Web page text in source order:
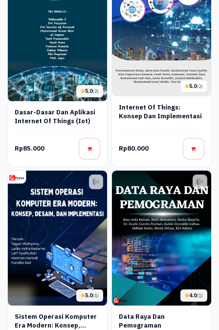
5.0(2)
Dasar-Dasar Dan Aplikasi
Internet Of Things (Iot)
Rp85.000
5.0(2)
Internet Of Things:
Konsep Dan Implementasi
Rp80.000
5.0(1)
Sistem Operasi Komputer
Era Modern: Konsep,
4.0(1)
Data Raya Dan
Pemograman